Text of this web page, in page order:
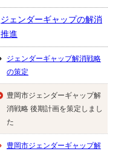
ジェンダーギャップの解消
推進
ジェンダーギャップ解消戦略
の策定
豊岡市ジェンダーギャップ解
消戦略 後期計画を策定しまし
た
豊岡市ジェンダーギャップ解